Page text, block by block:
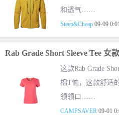
和透气……
Steep&Cheap 09-09 0:01
Rab Grade Short Sleeve Tee 女
这款Rab Grade
棉T恤，这款舒适
领领口……
CAMPSAVER 09-01